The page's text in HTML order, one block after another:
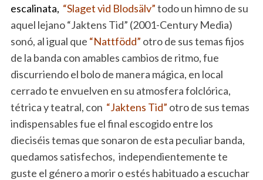
escalinata, “Slaget vid Blodsälv”todo un himno de su
aquel lejano “Jaktens Tid” (2001-Century Media)
sonó, al igual que “Nattfödd” otro de sus temas fijos
de la banda con amables cambios de ritmo, fue
discurriendo el bolo de manera mágica, en local
cerrado te envuelven en su atmosfera folclórica,
tétrica y teatral, con “Jaktens Tid” otro de sus temas
indispensables fue el final escogido entre los
dieciséis temas que sonaron de esta peculiar banda,
quedamos satisfechos, independientemente te
guste el género a morir o estés habituado a escuchar